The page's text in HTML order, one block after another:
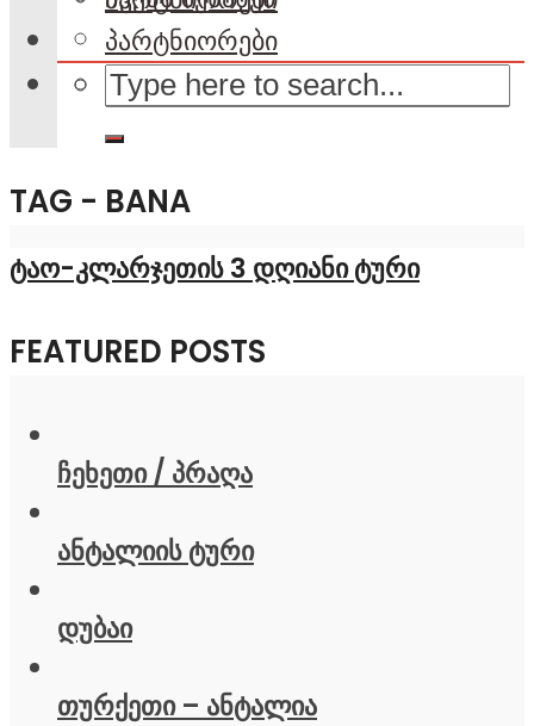
პარტნიორები
TAG - BANA
ტაო-კლარჯეთის 3 დღიანი ტური
FEATURED POSTS
ჩეხეთი / პრაღა
ანტალიის ტური
დუბაი
თურქეთი – ანტალია